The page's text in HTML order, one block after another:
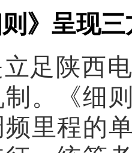
则》呈现
足陕西
制。《细
里程的